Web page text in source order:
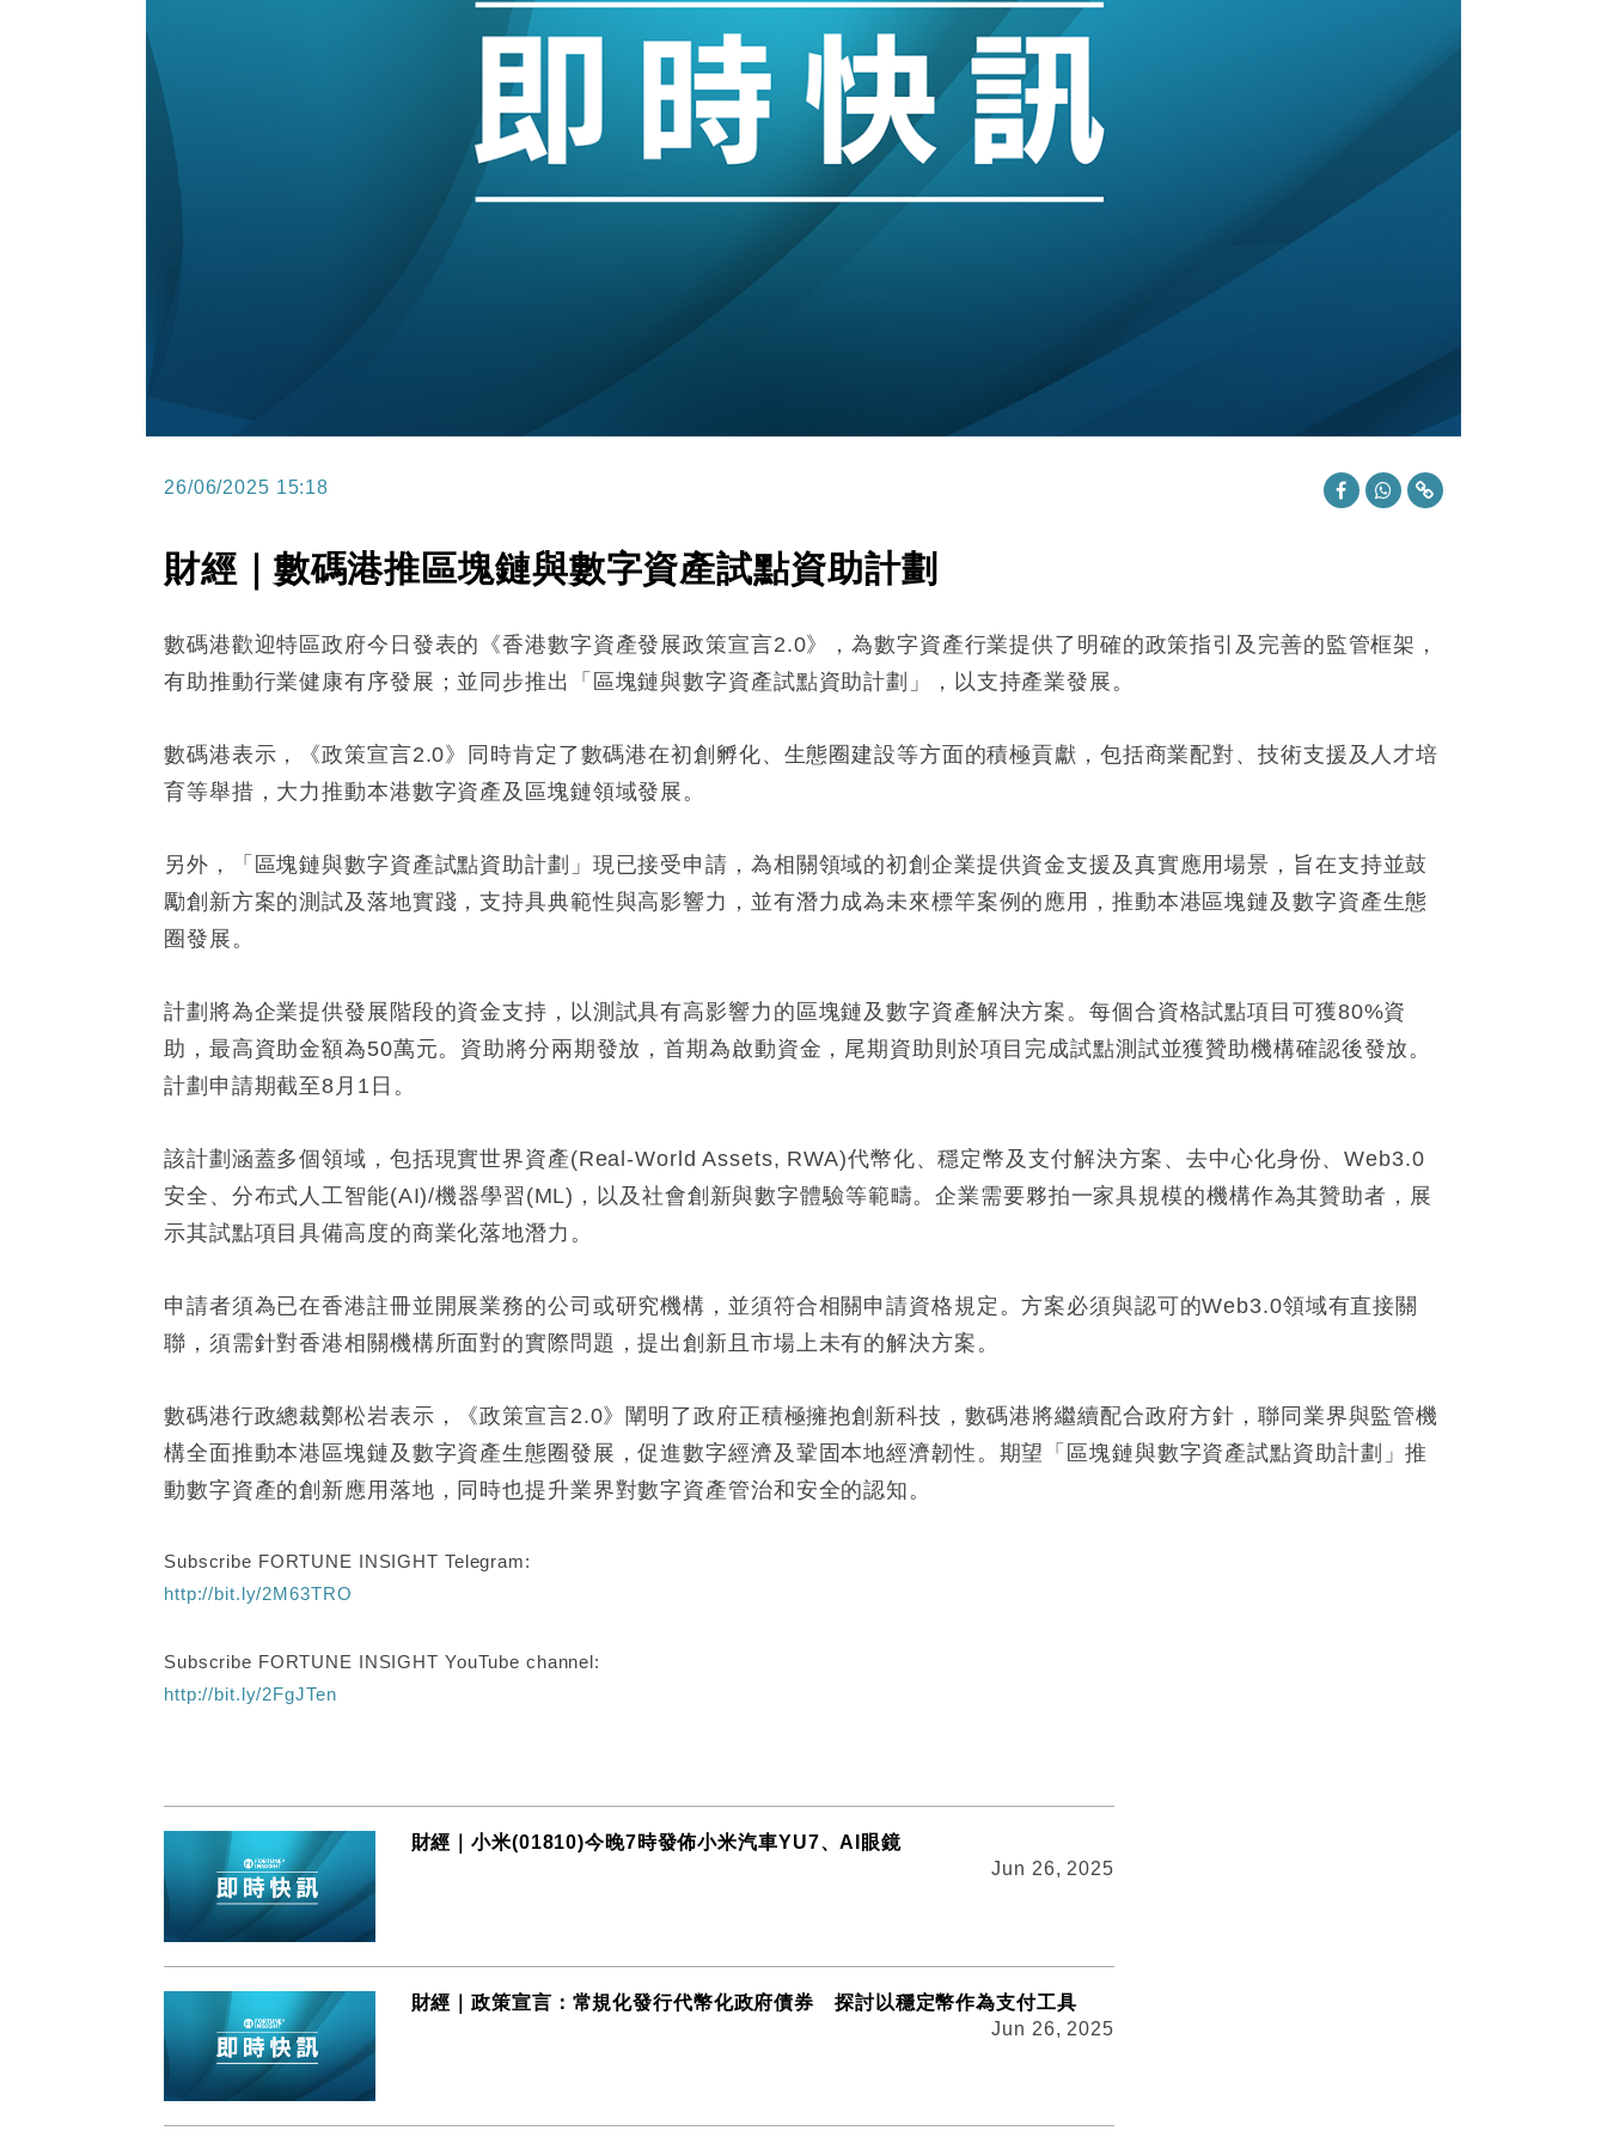
財經｜香港7月PMI回落至51 企業擴張放慢兼縮減人手
財經｜黑石傳再籌逾360億美元 支援Anthropic租用Google晶片
10:57 財經｜美商務部擬擴大金屬關稅範圍 14類產品或加徵25%
18:15 本地｜新世界K11 9月升級會員制度 增鉑金卡級別鎖定高消費客群
17:40 財經｜本港6月零售額連升14個月 珠寶鐘錶銷售升勢最強
財經｜滙控重啟最多10億美元回購 派息比率目標維持50%
26/06/2025 15:18
財經｜數碼港推區塊鏈與數字資產試點資助計劃
數碼港歡迎特區政府今日發表的《香港數字資產發展政策宣言2.0》，為數字資產行業提供了明確的政策指引及完善的監管框架，
有助推動行業健康有序發展；並同步推出「區塊鏈與數字資產試點資助計劃」，以支持產業發展。
數碼港表示，《政策宣言2.0》同時肯定了數碼港在初創孵化、生態圈建設等方面的積極貢獻，包括商業配對、技術支援及人才培
育等舉措，大力推動本港數字資產及區塊鏈領域發展。
另外，「區塊鏈與數字資產試點資助計劃」現已接受申請，為相關領域的初創企業提供資金支援及真實應用場景，旨在支持並鼓
勵創新方案的測試及落地實踐，支持具典範性與高影響力，並有潛力成為未來標竿案例的應用，推動本港區塊鏈及數字資產生態
圈發展。
計劃將為企業提供發展階段的資金支持，以測試具有高影響力的區塊鏈及數字資產解決方案。每個合資格試點項目可獲80%資
助，最高資助金額為50萬元。資助將分兩期發放，首期為啟動資金，尾期資助則於項目完成試點測試並獲贊助機構確認後發放。
計劃申請期截至8月1日。
該計劃涵蓋多個領域，包括現實世界資產(Real-World Assets, RWA)代幣化、穩定幣及支付解決方案、去中心化身份、Web3.0
安全、分布式人工智能(AI)/機器學習(ML)，以及社會創新與數字體驗等範疇。企業需要夥拍一家具規模的機構作為其贊助者，展
示其試點項目具備高度的商業化落地潛力。
申請者須為已在香港註冊並開展業務的公司或研究機構，並須符合相關申請資格規定。方案必須與認可的Web3.0領域有直接關
聯，須需針對香港相關機構所面對的實際問題，提出創新且市場上未有的解決方案。
數碼港行政總裁鄭松岩表示，《政策宣言2.0》闡明了政府正積極擁抱創新科技，數碼港將繼續配合政府方針，聯同業界與監管機
構全面推動本港區塊鏈及數字資產生態圈發展，促進數字經濟及鞏固本地經濟韌性。期望「區塊鏈與數字資產試點資助計劃」推
動數字資產的創新應用落地，同時也提升業界對數字資產管治和安全的認知。
Subscribe FORTUNE INSIGHT Telegram:
http://bit.ly/2M63TRO
Subscribe FORTUNE INSIGHT YouTube channel:
http://bit.ly/2FgJTen
財經｜小米(01810)今晚7時發佈小米汽車YU7、AI眼鏡
Jun 26, 2025
財經｜政策宣言：常規化發行代幣化政府債券 探討以穩定幣作為支付工具
Jun 26, 2025